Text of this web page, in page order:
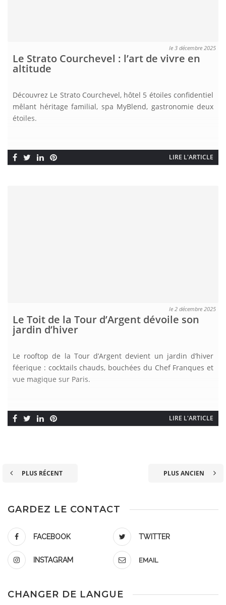
le 3 décembre 2025
Le Strato Courchevel : l’art de vivre en
altitude
Découvrez Le Strato Courchevel, hôtel 5 étoiles confidentiel
mêlant héritage familial, spa MyBlend, gastronomie deux
étoiles.
LIRE L'ARTICLE
le 2 décembre 2025
Le Toit de la Tour d’Argent dévoile son
jardin d’hiver
Le rooftop de la Tour d’Argent devient un jardin d’hiver
féerique : cocktails chauds, bouchées du Chef Franques et
vue magique sur Paris.
LIRE L'ARTICLE
PLUS RÉCENT PLUS ANCIEN
GARDEZ LE CONTACT
FACEBOOK TWITTER
INSTAGRAM EMAIL
CHANGER DE LANGUE